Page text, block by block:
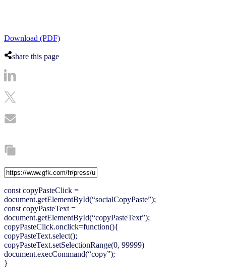
Download (PDF)
share this page
const copyPasteClick =
document.getElementById(“socialCopyPaste”);
const copyPasteText =
document.getElementById(“copyPasteText”);
copyPasteClick.onclick=function(){
copyPasteText.select();
copyPasteText.setSelectionRange(0, 99999)
document.execCommand(“copy”);
}